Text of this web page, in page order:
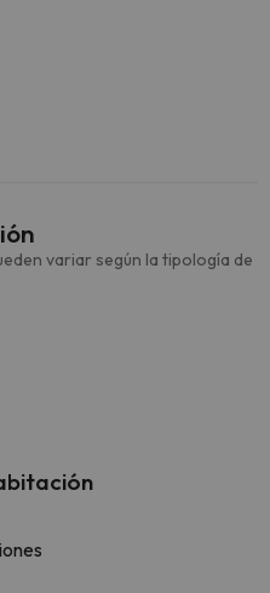
variar según la tipología de